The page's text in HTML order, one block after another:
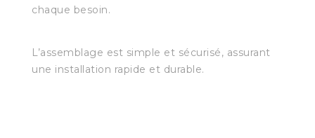
chaque besoin.
L’assemblage est simple et sécurisé, assurant
une installation rapide et durable.